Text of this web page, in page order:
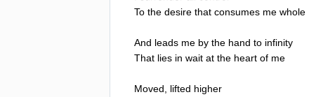
To the desire that consumes me whole
And leads me by the hand to infinity
That lies in wait at the heart of me
Moved lifted higher